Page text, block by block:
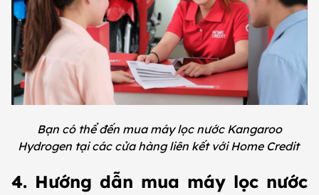
Bạn có thể đến mua máy lọc nước Kangaroo
Hydrogen tại các cửa hàng liên kết với Home Credit
4. Hướng dẫn mua máy lọc nước